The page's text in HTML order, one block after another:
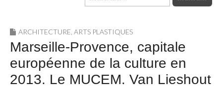
ARCHITECTURE, ARTS PLASTIQUES
Marseille-Provence, capitale
européenne de la culture en
2013. Le MUCEM. Van Lieshout